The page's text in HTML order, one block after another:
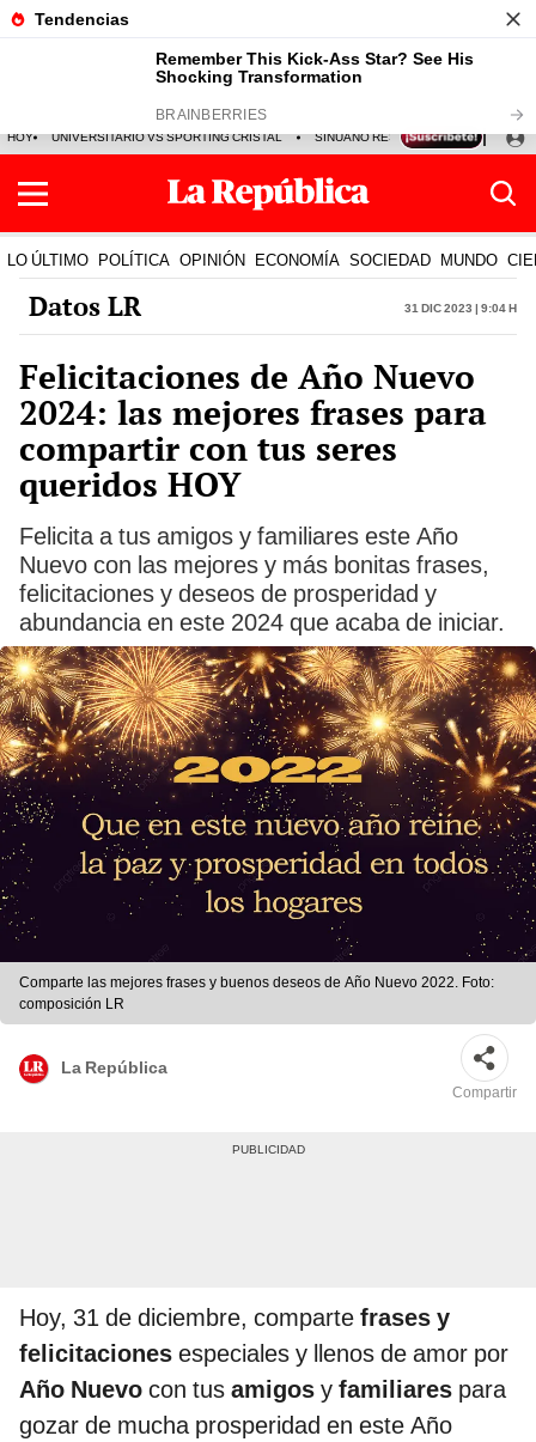
HOY UNIVERSITARIO VS SPORTING CRISTAL SINUANO RESULTADOS HOY
LO ÚLTIMO POLÍTICA OPINIÓN ECONOMÍA SOCIEDAD MUNDO
Datos LR 31 Dic 2023 | 9:04 h
Felicitaciones de Año Nuevo
2024: las mejores frases para
compartir con tus seres
queridos HOY
Felicita a tus amigos y familiares este Año
Nuevo con las mejores y más bonitas frases,
felicitaciones y deseos de prosperidad y
abundancia en este 2024 que acaba de iniciar.
Comparte las mejores frases y buenos deseos de Año Nuevo 2022. Foto:
composición LR
La República
Compartir
Hoy, 31 de diciembre, comparte frases y
felicitaciones especiales y llenos de amor por
Año Nuevo con tus amigos y familiares para
gozar de mucha prosperidad en este Año